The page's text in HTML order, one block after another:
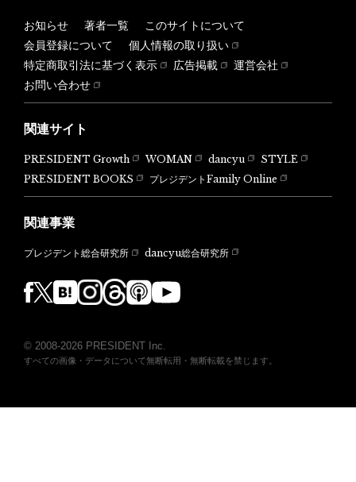
お知らせ 著者一覧
このサイトについて
会員登録について
個人情報の取り扱い
特定商取引法に基づく表示
広告掲載
運営会社
お問い合わせ
関連サイト
PRESIDENT Growth WOMAN dancyu
STYLE
PRESIDENT BOOKS
プレジデントFamily Online
関連事業
プレジデント総合研究所 dancyu総合研究所
© 2008-2026 PRESIDENT Inc.
すべての画像・データについて無断転用・無断転載を禁じます。